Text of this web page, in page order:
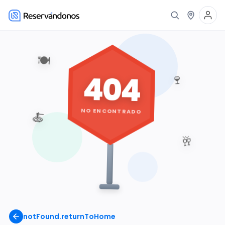
notFound.returnToHome
🍽️
🍷
🥂
🍝
404
NO ENCONTRADO